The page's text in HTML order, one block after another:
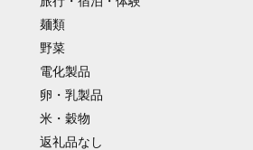
麺類
野菜
電化製品
卵・乳製品
米・穀物
返礼品なし